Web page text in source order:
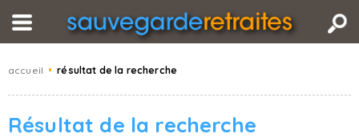
accueil • résultat de la recherche
Résultat de la recherche